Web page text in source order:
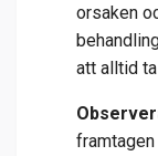
orsaken
att alltid